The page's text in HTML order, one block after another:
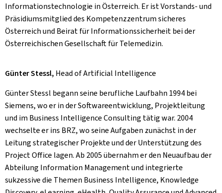
Informationstechnologie in Österreich. Er ist Vorstands- und
Präsidiumsmitglied des Kompetenzzentrum sicheres
Österreich und Beirat für Informationssicherheit bei der
Österreichischen Gesellschaft für Telemedizin.
Günter Stessl, Head of Artificial Intelligence
Günter Stessl begann seine berufliche Laufbahn 1994 bei
Siemens, wo er in der Softwareentwicklung, Projektleitung
und im Business Intelligence Consulting tätig war. 2004
wechselte er ins BRZ, wo seine Aufgaben zunächst in der
Leitung strategischer Projekte und der Unterstützung des
Project Office lagen. Ab 2005 übernahm er den Neuaufbau der
Abteilung Information Management und integrierte
sukzessive die Themen Business Intelligence, Knowledge